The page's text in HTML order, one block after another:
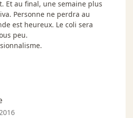
Et au final, une semaine plus
Personne ne perdra au
est heureux. Le coli sera
peu.